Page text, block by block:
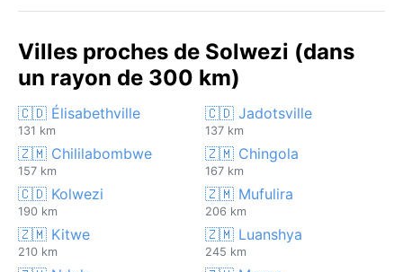
Villes proches de Solwezi (dans
un rayon de 300 km)
🇨🇩 Élisabethville
131 km
🇨🇩 Jadotsville
137 km
🇿🇲 Chililabombwe
157 km
🇿🇲 Chingola
167 km
🇨🇩 Kolwezi
190 km
🇿🇲 Mufulira
206 km
🇿🇲 Kitwe
210 km
🇿🇲 Luanshya
245 km